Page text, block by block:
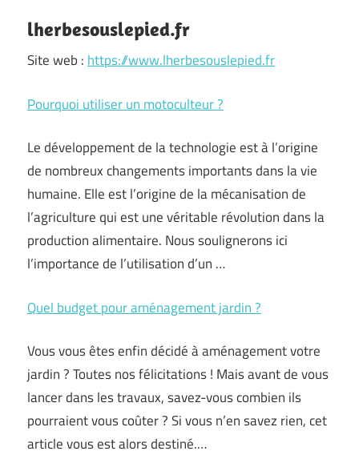
lherbesouslepied.fr
Site web : https://www.lherbesouslepied.fr
Pourquoi utiliser un motoculteur ?
Le développement de la technologie est à l’origine
de nombreux changements importants dans la vie
humaine. Elle est l’origine de la mécanisation de
l’agriculture qui est une véritable révolution dans la
production alimentaire. Nous soulignerons ici
l’importance de l’utilisation d’un …
Quel budget pour aménagement jardin ?
Vous vous êtes enfin décidé à aménagement votre
jardin ? Toutes nos félicitations ! Mais avant de vous
lancer dans les travaux, savez-vous combien ils
pourraient vous coûter ? Si vous n’en savez rien, cet
article vous est alors destiné.…